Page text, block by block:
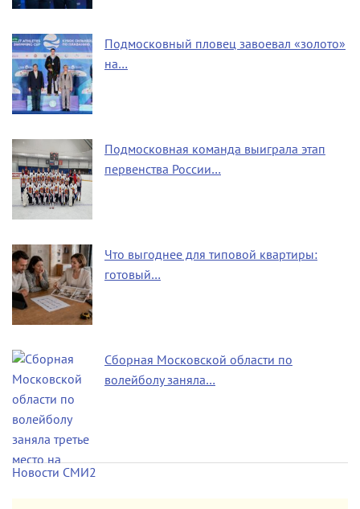
Подмосковный пловец завоевал «золото»
на…
Подмосковная команда выиграла этап
первенства России…
Что выгоднее для типовой квартиры:
готовый…
Сборная Московской области по
волейболу заняла…
Новости СМИ2